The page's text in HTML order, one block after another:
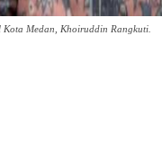
Kota Medan, Khoiruddin Rangkuti.